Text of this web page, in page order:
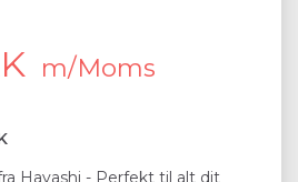
m/Moms
Hayashi - Perfekt til alt dit